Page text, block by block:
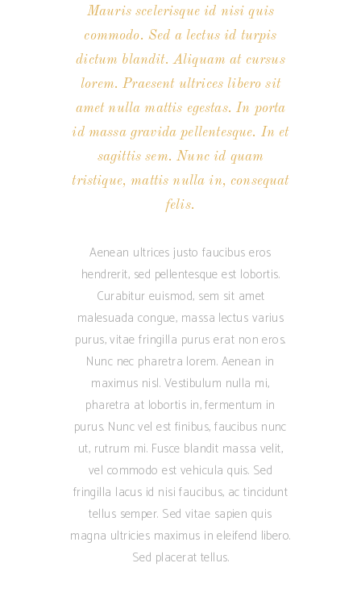
Mauris scelerisque id nisi quis
commodo. Sed a lectus id turpis
dictum blandit. Aliquam at cursus
lorem. Praesent ultrices libero sit
amet nulla mattis egestas. In porta
id massa gravida pellentesque. In et
sagittis sem. Nunc id quam
tristique, mattis nulla in, consequat
felis.
Aenean ultrices justo faucibus eros
hendrerit, sed pellentesque est lobortis.
Curabitur euismod, sem sit amet
malesuada congue, massa lectus varius
purus, vitae fringilla purus erat non eros.
Nunc nec pharetra lorem. Aenean in
maximus nisl. Vestibulum nulla mi,
pharetra at lobortis in, fermentum in
purus. Nunc vel est finibus, faucibus nunc
ut, rutrum mi. Fusce blandit massa velit,
vel commodo est vehicula quis. Sed
fringilla lacus id nisi faucibus, ac tincidunt
tellus semper. Sed vitae sapien quis
magna ultricies maximus in eleifend libero.
Sed placerat tellus.